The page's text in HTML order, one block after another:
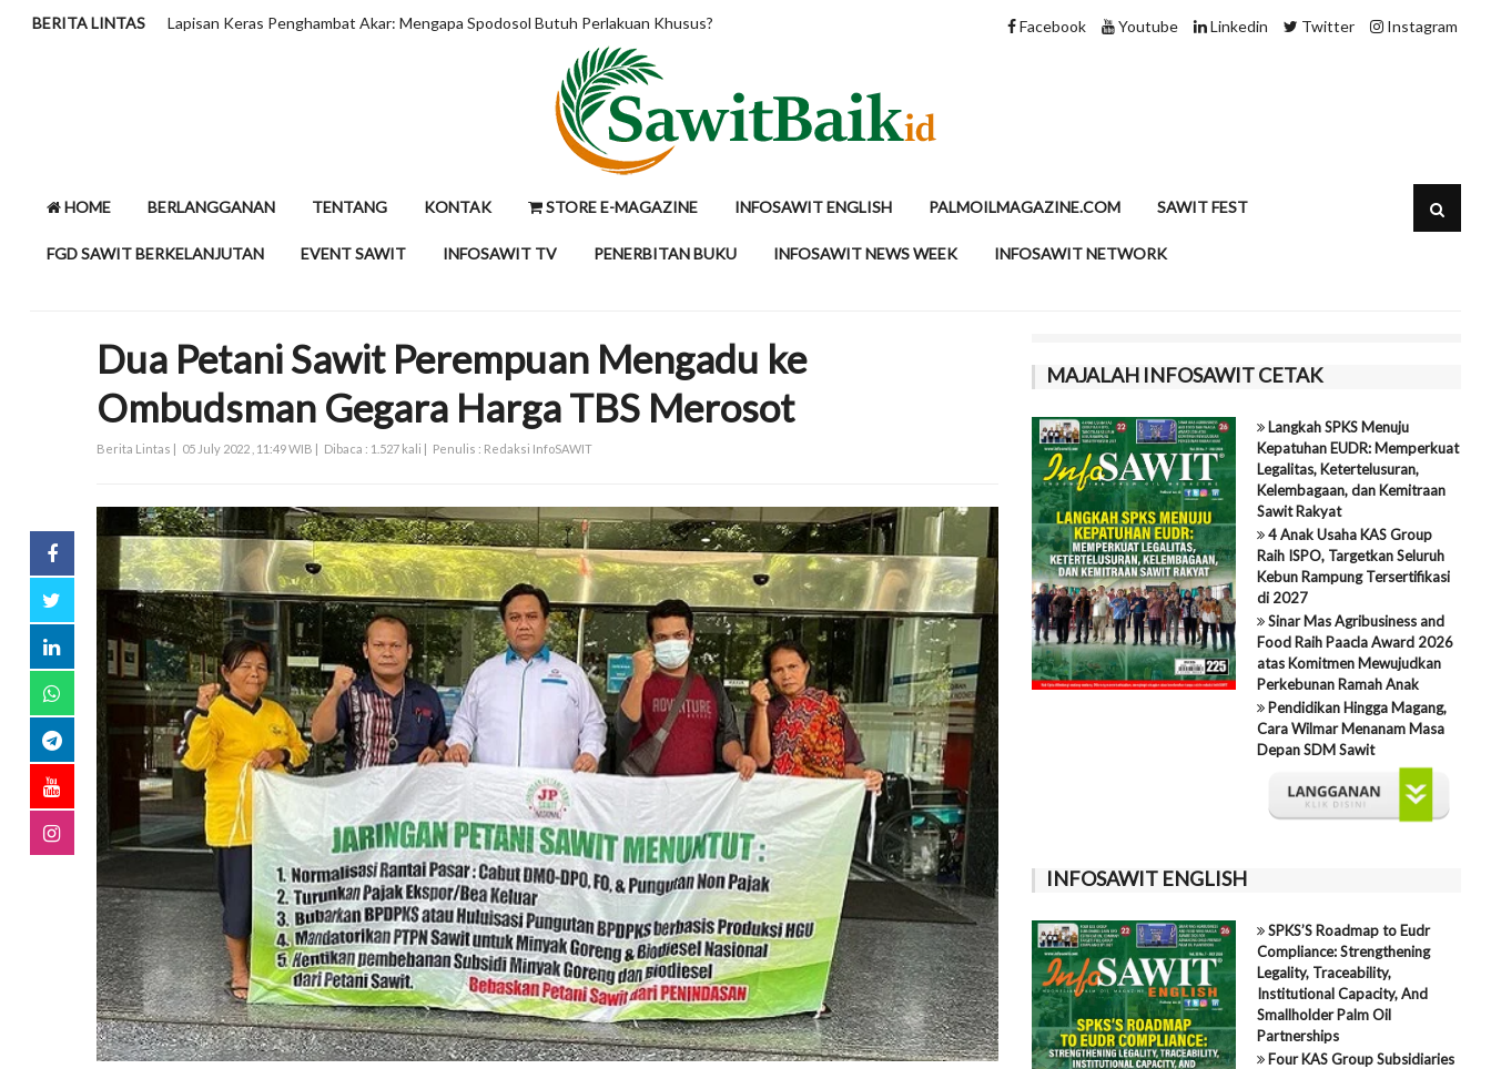
BERITA LINTAS HLIB Tahan Proyeksi CPO di RM4.200 per Ton, Tunggu Kepastian Mandatori B50 Indonesia Minyak Sawit dan Kolesterol, Meluruskan Persepsi
Instagram
Twitter
Linkedin
Youtube
Facebook
HOME BERLANGGANAN TENTANG KONTAK STORE E-MAGAZINE INFOSAWIT ENGLISH PALMOILMAGAZINE.COM SAWIT FEST
FGD SAWIT BERKELANJUTAN EVENT SAWIT INFOSAWIT TV PENERBITAN BUKU INFOSAWIT NEWS WEEK INFOSAWIT NETWORK
Dua Petani Sawit Perempuan Mengadu ke
Ombudsman Gegara Harga TBS Merosot
Berita Lintas | 05 July 2022 , 11:49 WIB | Dibaca : 1.527 kali | Penulis : Redaksi InfoSAWIT
MAJALAH INFOSAWIT CETAK
Langkah SPKS Menuju
Kepatuhan EUDR: Memperkuat
Legalitas, Ketertelusuran,
Kelembagaan, dan Kemitraan
Sawit Rakyat
4 Anak Usaha KAS Group
Raih ISPO, Targetkan Seluruh
Kebun Rampung Tersertifikasi
di 2027
Sinar Mas Agribusiness and
Food Raih Paacla Award 2026
atas Komitmen Mewujudkan
Perkebunan Ramah Anak
Pendidikan Hingga Magang,
Cara Wilmar Menanam Masa
Depan SDM Sawit
INFOSAWIT ENGLISH
SPKS’S Roadmap to Eudr
Compliance: Strengthening
Legality, Traceability,
Institutional Capacity, And
Smallholder Palm Oil
Partnerships
Four KAS Group Subsidiaries